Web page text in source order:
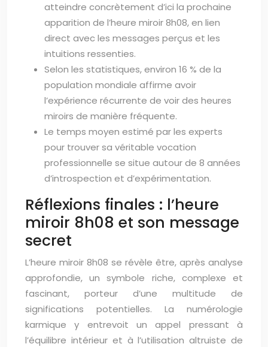
atteindre concrètement d’ici la prochaine
apparition de l’heure miroir 8h08, en lien
direct avec les messages perçus et les
intuitions ressenties.
Selon les statistiques, environ 16 % de la
population mondiale affirme avoir
l’expérience récurrente de voir des heures
miroirs de manière fréquente.
Le temps moyen estimé par les experts
pour trouver sa véritable vocation
professionnelle se situe autour de 8 années
d’introspection et d’expérimentation.
Réflexions finales : l’heure
miroir 8h08 et son message
secret
L’heure miroir 8h08 se révèle être, après analyse
approfondie, un symbole riche, complexe et
fascinant, porteur d’une multitude de
significations potentielles. La numérologie
karmique y entrevoit un appel pressant à
l’équilibre intérieur et à l’utilisation altruiste de